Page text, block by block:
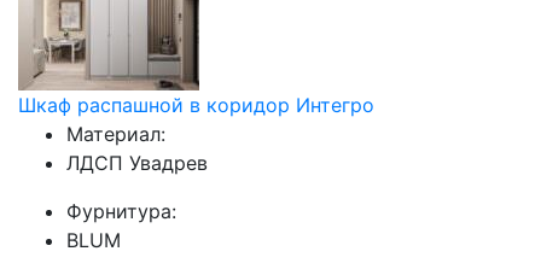
Шкаф распашной в коридор Интегро
Материал:
ЛДСП Увадрев
Фурнитура:
BLUM